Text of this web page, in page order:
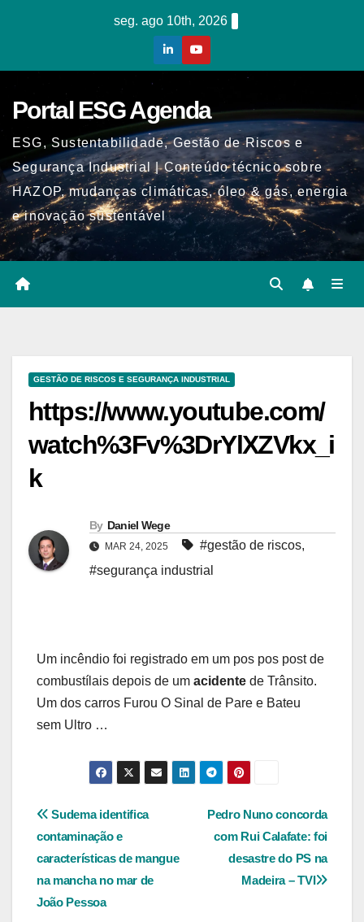
seg. ago 10th, 2026
Portal ESG Agenda
ESG, Sustentabilidade, Gestão de Riscos e
Segurança Industrial | Conteúdo técnico sobre
HAZOP, mudanças climáticas, óleo & gás, energia
e inovação sustentável
GESTÃO DE RISCOS E SEGURANÇA INDUSTRIAL
https://www.youtube.com/
watch%3Fv%3DrYlXZVkx_i
k
By Daniel Wege
MAR 24, 2025 #gestão de riscos,
#segurança industrial
Um incêndio foi registrado em um pos pos post de
combustílais depois de um acidente de Trânsito.
Um dos carros Furou O Sinal de Pare e Bateu
sem Ultro …
Navegação
de
Post
Pedro Nuno concorda
com Rui Calafate: foi
desastre do PS na
Madeira – TVI
Sudema identifica
contaminação e
características de mangue
na mancha no mar de
João Pessoa